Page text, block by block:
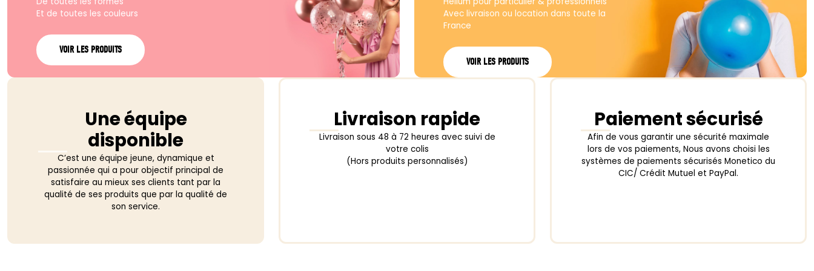
Et de toutes les couleurs
VOIR LES PRODUITS
Avec livraison ou location dans toute la
France
VOIR LES PRODUITS
Une équipe
disponible
C’est une équipe jeune, dynamique et
passionnée qui a pour objectif principal de
satisfaire au mieux ses clients tant par la
qualité de ses produits que par la qualité de
son service.
Livraison rapide
Livraison sous 48 à 72 heures avec suivi de
votre colis
(Hors produits personnalisés)
Paiement sécurisé
Afin de vous garantir une sécurité maximale
lors de vos paiements, Nous avons choisi les
systèmes de paiements sécurisés Monetico du
CIC/ Crédit Mutuel et PayPal.